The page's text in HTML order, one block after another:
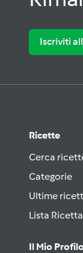
Iscriviti
Ricette
Cerca
Categorie
Ultime
Lista
Il Mio